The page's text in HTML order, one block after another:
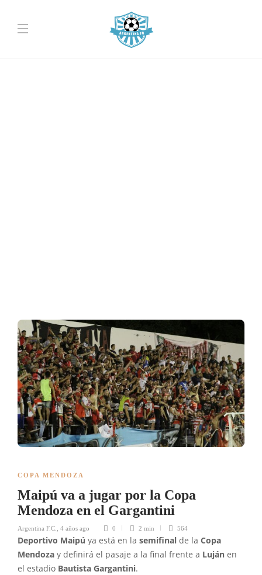
COPA MENDOZA
Maipú va a jugar por la Copa
Mendoza en el Gargantini
Argentina F.C. 4 años ago 0 2 min 564
Deportivo Maipú ya está en la semifinal de la Copa
Mendoza y definirá el pasaje a la final frente a Luján en
el estadio Bautista Gargantini.